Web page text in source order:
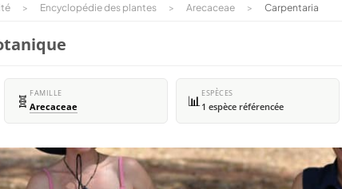
> Encyclopédie des plantes > Arecaceae > Carpentaria
🧬 FAMILLE
Arecaceae 📊 ESPÈCES
1 espèce référencée